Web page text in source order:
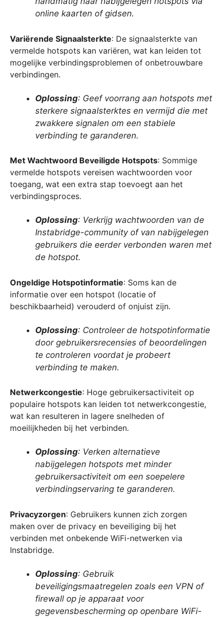
online kaarten of gidsen.
Variërende Signaalsterkte: De signaalsterkte van
vermelde hotspots kan variëren, wat kan leiden tot
mogelijke verbindingsproblemen of onbetrouwbare
verbindingen.
Oplossing: Geef voorrang aan hotspots met
sterkere signaalsterktes en vermijd die met
zwakkere signalen om een stabiele
verbinding te garanderen.
Met Wachtwoord Beveiligde Hotspots: Sommige
vermelde hotspots vereisen wachtwoorden voor
toegang, wat een extra stap toevoegt aan het
verbindingsproces.
Oplossing: Verkrijg wachtwoorden van de
Instabridge-community of van nabijgelegen
gebruikers die eerder verbonden waren met
de hotspot.
Ongeldige Hotspotinformatie: Soms kan de
informatie over een hotspot (locatie of
beschikbaarheid) verouderd of onjuist zijn.
Oplossing: Controleer de hotspotinformatie
door gebruikersrecensies of beoordelingen
te controleren voordat je probeert
verbinding te maken.
Netwerkcongestie: Hoge gebruikersactiviteit op
populaire hotspots kan leiden tot netwerkcongestie,
wat kan resulteren in lagere snelheden of
moeilijkheden bij het verbinden.
Oplossing: Verken alternatieve
nabijgelegen hotspots met minder
gebruikersactiviteit om een soepelere
verbindingservaring te garanderen.
Privacyzorgen: Gebruikers kunnen zich zorgen
maken over de privacy en beveiliging bij het
verbinden met onbekende WiFi-netwerken via
Instabridge.
Oplossing: Gebruik
beveiligingsmaatregelen zoals een VPN of
firewall op je apparaat voor
gegevensbescherming op openbare WiFi-